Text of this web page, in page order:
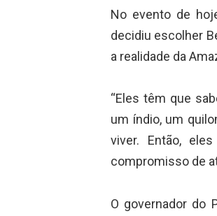
No evento de
decidiu escolher
a realidade da
“Eles têm que
um índio, um
viver. Então,
compromisso de
O governador do